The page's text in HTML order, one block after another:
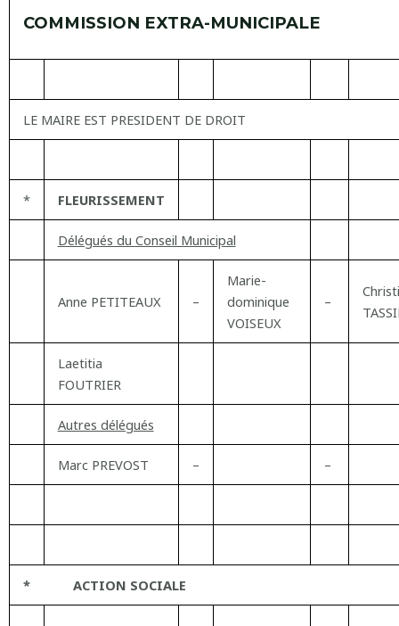
COMMISSION EXTRA-MUNICIPALE
LE MAIRE EST PRESIDENT DE DROIT
* FLEURISSEMENT
Délégués du Conseil Municipal
Anne PETITEAUX –
Marie-
dominique
VOISEUX
–
Laetitia
FOUTRIER
Autres délégués
Marc PREVOST – –
* ACTION SOCIALE